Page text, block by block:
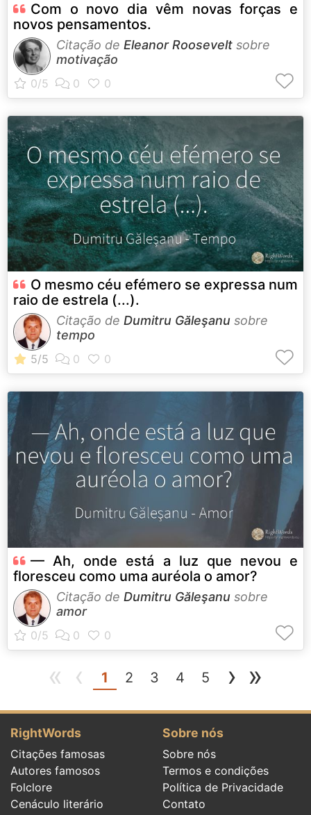
Com o novo dia vêm novas forças e
novos pensamentos.
Citação de Eleanor Roosevelt sobre
motivação
O mesmo céu efémero se expressa num
raio de estrela (...).
Citação de Dumitru Găleşanu sobre
tempo
— Ah, onde está a luz que nevou e
floresceu como uma auréola o amor?
Citação de Dumitru Găleşanu sobre
amor
« ‹ 1 (current)
2 3 4 5 › »
RightWords
Citações famosas
Autores famosos
Folclore
Cenáculo literário
Sobre nós
Sobre nós
Termos e condições
Política de Privacidade
Contato